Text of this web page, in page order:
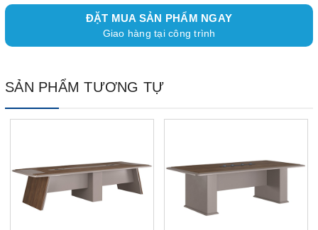
ĐẶT MUA SẢN PHẨM NGAY
Giao hàng tại công trình
SẢN PHẨM TƯƠNG TỰ